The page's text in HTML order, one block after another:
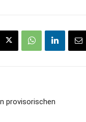
provisorischen